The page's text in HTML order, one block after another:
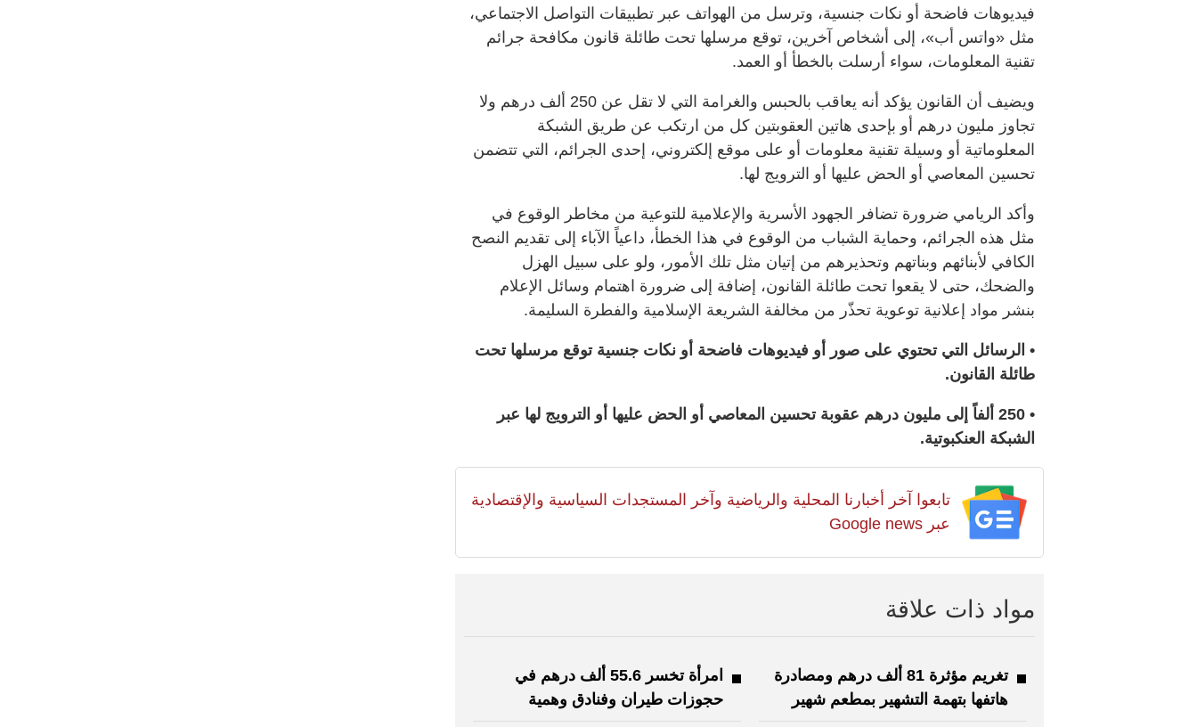
فيديوهات فاضحة أو نكات جنسية، وترسل من الهواتف عبر تطبيقات التواصل الاجتماعي،
مثل «واتس أب»، إلى أشخاص آخرين، توقع مرسلها تحت طائلة قانون مكافحة جرائم
تقنية المعلومات، سواء أرسلت بالخطأ أو العمد.
ويضيف أن القانون يؤكد أنه يعاقب بالحبس والغرامة التي لا تقل عن 250 ألف درهم ولا
تجاوز مليون درهم أو بإحدى هاتين العقوبتين كل من ارتكب عن طريق الشبكة
المعلوماتية أو وسيلة تقنية معلومات أو على موقع إلكتروني، إحدى الجرائم، التي تتضمن
تحسين المعاصي أو الحض عليها أو الترويج لها.
وأكد الريامي ضرورة تضافر الجهود الأسرية والإعلامية للتوعية من مخاطر الوقوع في
مثل هذه الجرائم، وحماية الشباب من الوقوع في هذا الخطأ، داعياً الآباء إلى تقديم النصح
الكافي لأبنائهم وبناتهم وتحذيرهم من إتيان مثل تلك الأمور، ولو على سبيل الهزل
والضحك، حتى لا يقعوا تحت طائلة القانون، إضافة إلى ضرورة اهتمام وسائل الإعلام
بنشر مواد إعلانية توعوية تحذّر من مخالفة الشريعة الإسلامية والفطرة السليمة.
• الرسائل التي تحتوي على صور أو فيديوهات فاضحة أو نكات جنسية توقع مرسلها تحت
طائلة القانون.
• 250 ألفاً إلى مليون درهم عقوبة تحسين المعاصي أو الحض عليها أو الترويج لها عبر
الشبكة العنكبوتية.
تابعوا آخر أخبارنا المحلية والرياضية وآخر المستجدات السياسية والإقتصادية
عبر Google news
مواد ذات علاقة
تغريم مؤثرة 81 ألف درهم ومصادرة
هاتفها بتهمة التشهير بمطعم شهير
امرأة تخسر 55.6 ألف درهم في
حجوزات طيران وفنادق وهمية